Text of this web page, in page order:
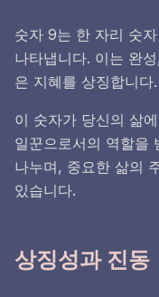
숫자 9는 한 자리 숫
나타냅니다. 이는 완
은 지혜를 상징합니다.
이 숫자가 당신의 삶
일꾼으로서의 역할을
나누며, 중요한 삶의
있습니다.
상징성과 진동